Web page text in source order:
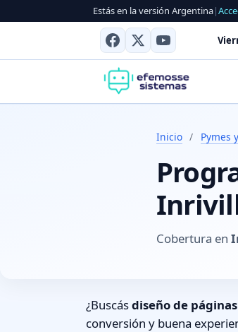
Estás en la versión Argentina|
Inicio / Pymes
Cobertura en
¿Buscásdiseño de
conversión y buena